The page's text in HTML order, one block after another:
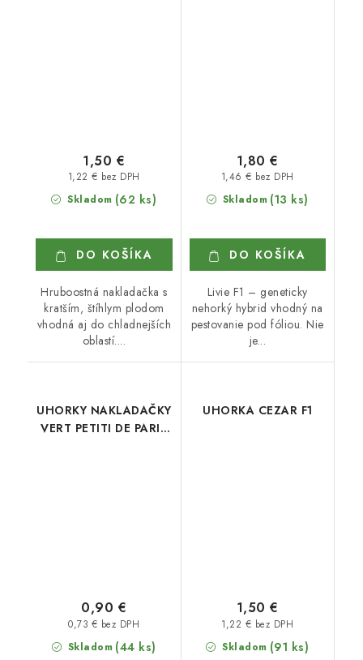
Skladom (62 ks)
1,22 € bez DPH
1,50 €
DO KOŠÍKA
Hruboostná nakladačka s
kratším, štíhlym plodom
vhodná aj do chladnejších
oblastí....
Skladom (13 ks)
1,46 € bez DPH
1,80 €
DO KOŠÍKA
Livie F1 – geneticky
nehorký hybrid vhodný na
pestovanie pod fóliou. Nie
je...
UHORKY NAKLADAČKY
VERT PETITI DE PARIS
Skladom (44 ks)
0,73 € bez DPH
0,90 €
UHORKA CEZAR F1
Skladom (91 ks)
1,22 € bez DPH
1,50 €